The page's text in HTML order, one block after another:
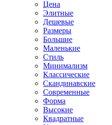
Цена
Элитные
Дешевые
Размеры
Большие
Маленькие
Стиль
Минимализм
Классические
Скандинавские
Современные
Форма
Высокие
Квадратные